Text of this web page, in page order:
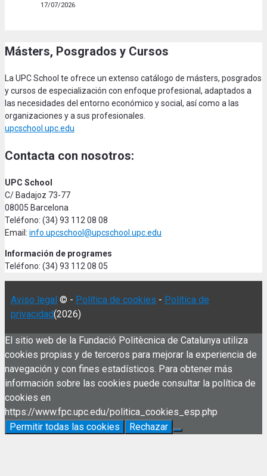
17/07/2026
Másters, Posgrados y Cursos
La UPC School te ofrece un extenso catálogo de másters, posgrados
y cursos de especialización con enfoque profesional, adaptados a
las necesidades del entorno económico y social, así como a las
organizaciones y a sus profesionales.
upcschool.upc.edu
Contacta con nosotros:
UPC School
C/ Badajoz 73-77
08005 Barcelona
Teléfono: (34) 93 112 08 08
Email: info.upcschool@upcschool.upc.edu
Información de programes
Teléfono: (34) 93 112 08 05
Aviso legal © - Política de cookies - Política de
privacidad(2026)
El sitio web de la Fundació Politècnica de Catalunya utiliza
cookies propias y de terceros para mejorar la experiencia de
navegación y con fines estadísticos. Para obtener más
información sobre las cookies puede consultar la política de
cookies en
https://www.fpc.upc.edu/politica_cookies_esp.php
Permitir todas las cookies
Rechazar